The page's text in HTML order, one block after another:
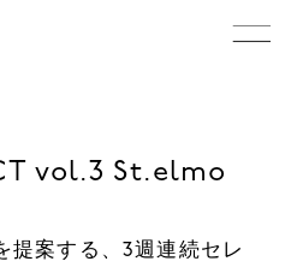
vol.3 St.elmo
提案する、3週連続セレ